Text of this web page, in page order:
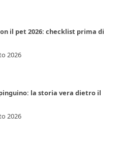
il pet 2026: checklist prima di
2026
la storia vera dietro il
2026